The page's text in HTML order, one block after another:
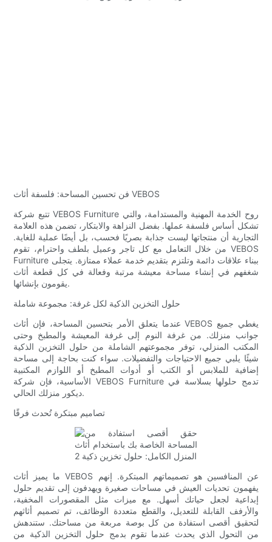
فن تحسين المساحة: فلسفة أثاث VEBOS
تتبع شركة VEBOS Furniture روح الخدمة المهنية والمستدامة، والتي
تشكل أساس فلسفة عملها. بفضل النزاهة والابتكار، تضمن هذه العلامة
التجارية أن منتجاتها ليست جذابة بصريًا فحسب، بل أيضًا عملية للغاية.
من خلال التعامل مع كل تاجر وعميل بلطف واحترام، تقوم VEBOS
Furniture ببناء علاقات دائمة وتلتزم بتقديم خدمة عملاء ممتازة. يتجلى
شغفهم في إنشاء مساحة معيشة مرتبة وفعالة في كل قطعة أثاث
يقومون بإنشائها.
حلول التخزين الذكية لكل غرفة: مجموعة شاملة
عندما يتعلق الأمر بتحسين المساحة، فإن أثاث VEBOS يغطي جميع
جوانب منزلك. من غرفة النوم إلى غرفة المعيشة والمطبخ وحتى
المكتب المنزلي، توفر مجموعتهم الشاملة من حلول التخزين الذكية
شيئًا يلبي جميع الاحتياجات والتفضيلات. سواء كنت بحاجة إلى مساحة
إضافية للملابس أو الكتب أو أدوات المطبخ أو اللوازم المكتبية
الأساسية، فإن شركة VEBOS Furniture تدمج حلولها بسلاسة في
ديكور منزلك الحالي.
تصاميم مبتكرة تُحدث فرقًا
ما يميز أثاث VEBOS عن المنافسين هو تصميماتهم المبتكرة. إنهم
يفهمون تحديات العيش في مساحات صغيرة ويهدفون إلى تقديم حلول
إبداعية لجعل حياتك أسهل. مع ميزات مثل المقصورات المخفية،
والأرفف القابلة للتعديل، والقطع متعددة الوظائف، تم تصميم أثاثهم
لتحقيق أقصى استفادة من كل بوصة مربعة من مساحتك. ستندهش
من التحول الذي يحدث عندما تقوم بدمج حلول التخزين الذكية من